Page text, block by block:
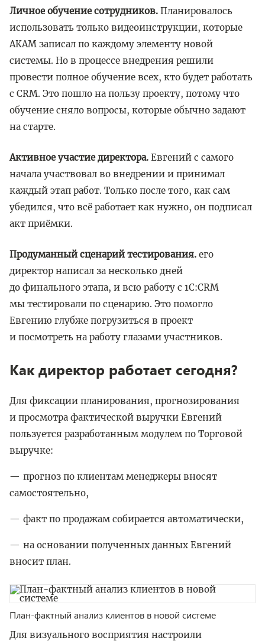
Личное обучение сотрудников. Планировалось
использовать только видеоинструкции, которые
АКАМ записал по каждому элементу новой
системы. Но в процессе внедрения решили
провести полное обучение всех, кто будет работать
с CRM. Это пошло на пользу проекту, потому что
обучение сняло вопросы, которые обычно задают
на старте.
Активное участие директора. Евгений с самого
начала участвовал во внедрении и принимал
каждый этап работ. Только после того, как сам
убедился, что всё работает как нужно, он подписал
акт приёмки.
Продуманный сценарий тестирования. его
директор написал за несколько дней
до финального этапа, и всю работу с 1C:CRM
мы тестировали по сценарию. Это помогло
Евгению глубже погрузиться в проект
и посмотреть на работу глазами участников.
Как директор работает сегодня?
Для фиксации планирования, прогнозирования
и просмотра фактической выручки Евгений
пользуется разработанным модулем по Торговой
выручке:
прогноз по клиентам менеджеры вносят
самостоятельно,
факт по продажам собирается автоматически,
на основании полученных данных Евгений
вносит план.
План-фактный анализ клиентов в новой системе
Для визуального восприятия настроили